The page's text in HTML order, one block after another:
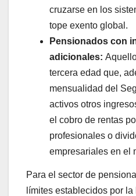
cruzarse en los
tope exento global.
Pensionados con
adicionales:
tercera edad que,
mensualidad del
activos otros
el cobro de rentas
profesionales o
empresariales en el
Para el sector de
límites establecidos por